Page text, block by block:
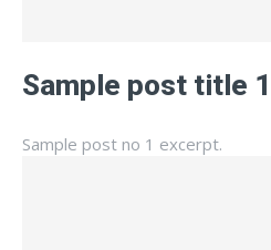
Sample post title 1
Sample post no 1 excerpt.